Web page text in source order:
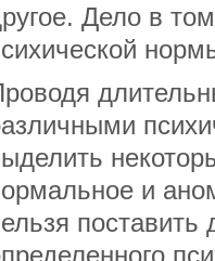
Дело в
и
поставить